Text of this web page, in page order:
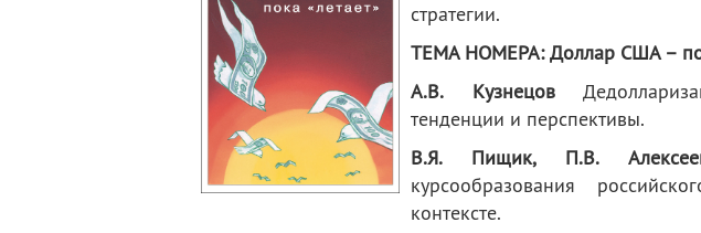
стратегии.
ТЕМА НОМЕРА: Доллар США –
А.В. Кузнецов
тенденции и перспективы.
В.Я. Пищик, П.В.
курсообразования
контексте.